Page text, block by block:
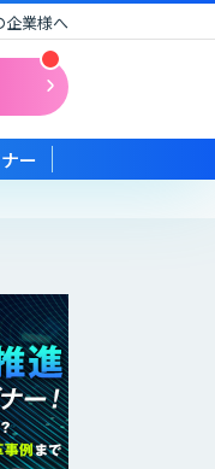
企業様へ
ー